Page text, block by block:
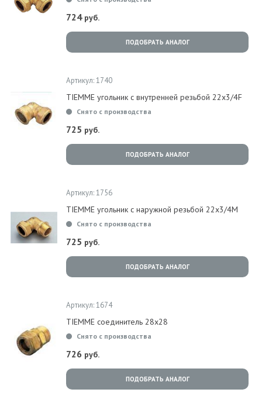
724 руб.
ПОДОБРАТЬ АНАЛОГ
Артикул: 1740
TIEMME угольник с внутренней резьбой 22x3/4F
Снято с производства
725 руб.
ПОДОБРАТЬ АНАЛОГ
Артикул: 1756
TIEMME угольник с наружной резьбой 22x3/4M
Снято с производства
725 руб.
ПОДОБРАТЬ АНАЛОГ
Артикул: 1674
TIEMME соединитель 28х28
Снято с производства
726 руб.
ПОДОБРАТЬ АНАЛОГ